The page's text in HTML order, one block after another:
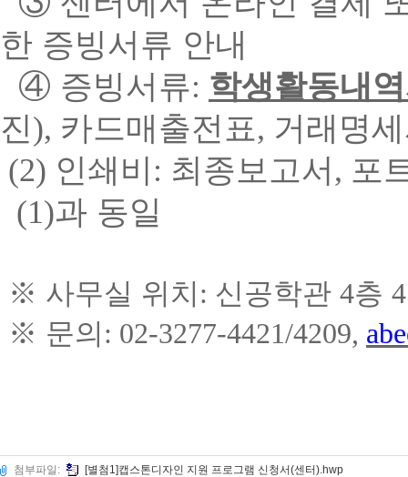
한 증빙서류 안내
④ 증빙서류: 학생활동내
진), 카드매출전표, 거래명
(2) 인쇄비 : 최종보고서 , 포
(1)과 동일
※ 사무실 위치 : 신공학관 4층
※ 문의 : 02-3277-4421/4209,
첨부파일:
[별첨1]캡스톤디자인 지원 프로그램 신청서(센터).hwp